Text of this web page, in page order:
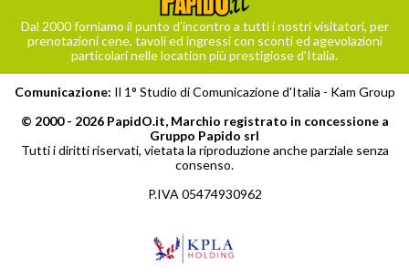
Dal 2000 forniamo il punto d’incontro a tutti i nostri visitatori, per
prenotazioni cene, tavoli ed ingressi con sconti ed agevolazioni
particolari nelle location più prestigiose d’Italia.
Comunicazione: Il 1° Studio di Comunicazione d'Italia - Kam Group
© 2000 - 2026 PapidO.it, Marchio registrato in concessione a
Gruppo Papido srl
Tutti i diritti riservati, vietata la riproduzione anche parziale senza
consenso.
P.IVA 05474930962